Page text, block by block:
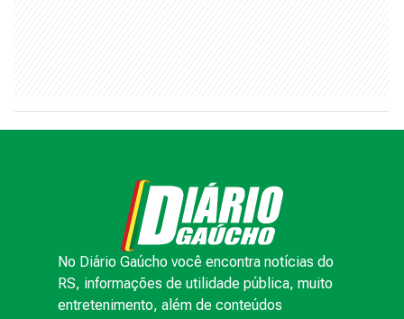
No Diário Gaúcho você encontra notícias do
RS, informações de utilidade pública, muito
entretenimento, além de conteúdos